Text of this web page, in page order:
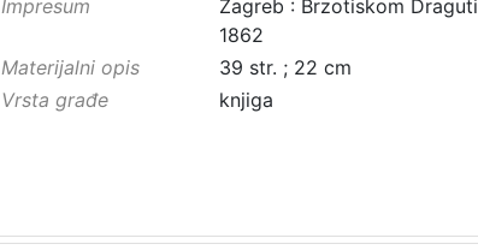
Impresum
Zagreb : Brzotiskom
1862
Materijalni opis
39 str. ; 22 cm
Vrsta građe
knjiga